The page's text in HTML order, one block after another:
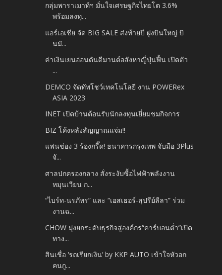
กลุ่มพาราเมาท์ฯ มั่นใจเศรษฐกิจไทยโต 3.6%
พร้อมลงทุ...
แอร์เอเชีย จัด BIG SALE ส่งท้ายปี ฝูงบินใหญ่ บิ
นมั...
ค่าเงินเยนอ่อนดันดีมานต์อสังหาญี่ปุ่นฟื้น เปิดตัว
...
DEMCO จัดทัพโชว์เทคโนโลยี งาน POWERex
ASIA 2023
INET เปิดบ้านต้อนรับนักลงทุนเยี่ยมชมกิจการ
BIZ โค้งหลังสัญญาณแจ่ม!!
แฟนช่อง 3 ร้องกรี๊ด! ธนาคารกรุงเทพ จับมือ 3Plus
จั...
ศาลปกครองกลาง สั่งระงับซื้อไฟฟ้าพลังงาน
หมุนเวียน ก...
“ไบร์ท-นรภัทร” และ “เอสเธอร์-สุปรีย์ลีลา” ร่วม
งานฉ...
CHOW มุ่งยกระดับธุรกิจสู่องค์กร“คาร์บอนต่ำ”เปิด
ทาง...
สินเชื่อ ‘รถเรียกเงิน’ by KKP AUTO เข้าใจหัวอก
คนกู...